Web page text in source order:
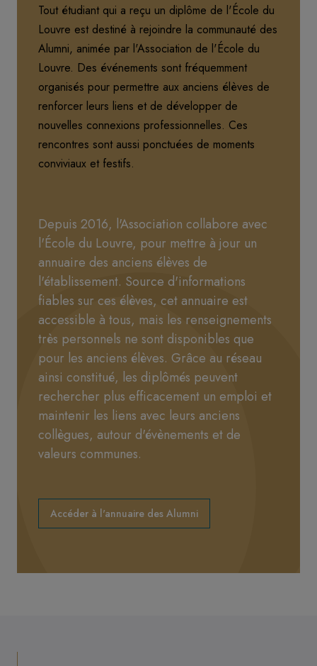
Tout étudiant qui a reçu un diplôme de l'École du
Louvre est destiné à rejoindre la communauté des
Alumni, animée par l'Association de l'École du
Louvre. Des événements sont fréquemment
organisés pour permettre aux anciens élèves de
renforcer leurs liens et de développer de
nouvelles connexions professionnelles. Ces
rencontres sont aussi ponctuées de moments
conviviaux et festifs.
Depuis 2016, l'Association collabore avec
l'École du Louvre, pour mettre à jour un
annuaire des anciens élèves de
l'établissement. Source d'informations
fiables sur ces élèves, cet annuaire est
accessible à tous, mais les renseignements
très personnels ne sont disponibles que
pour les anciens élèves. Grâce au réseau
ainsi constitué, les diplômés peuvent
rechercher plus efficacement un emploi et
maintenir les liens avec leurs anciens
collègues, autour d'évènements et de
valeurs communes.
Accéder à l'annuaire des Alumni